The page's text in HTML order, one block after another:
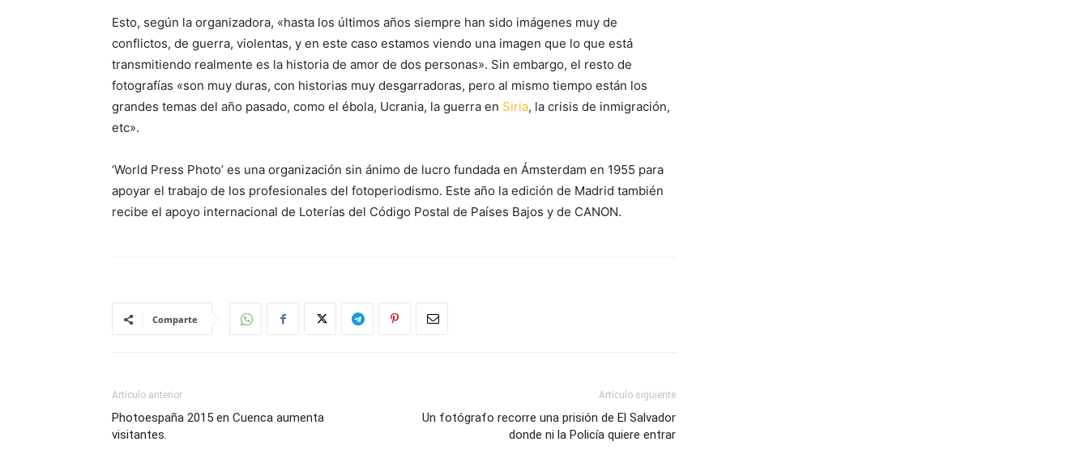
Esto, según la organizadora, «hasta los últimos años siempre han sido imágenes muy de
conflictos, de guerra, violentas, y en este caso estamos viendo una imagen que lo que está
transmitiendo realmente es la historia de amor de dos personas». Sin embargo, el resto de
fotografías «son muy duras, con historias muy desgarradoras, pero al mismo tiempo están los
grandes temas del año pasado, como el ébola, Ucrania, la guerra en Siria, la crisis de inmigración,
etc».
‘World Press Photo’ es una organización sin ánimo de lucro fundada en Ámsterdam en 1955 para
apoyar el trabajo de los profesionales del fotoperiodismo. Este año la edición de Madrid también
recibe el apoyo internacional de Loterías del Código Postal de Países Bajos y de CANON.
Comparte
Artículo anterior
Photoespaña 2015 en Cuenca aumenta
visitantes.
Artículo siguiente
Un fotógrafo recorre una prisión de El Salvador
donde ni la Policía quiere entrar